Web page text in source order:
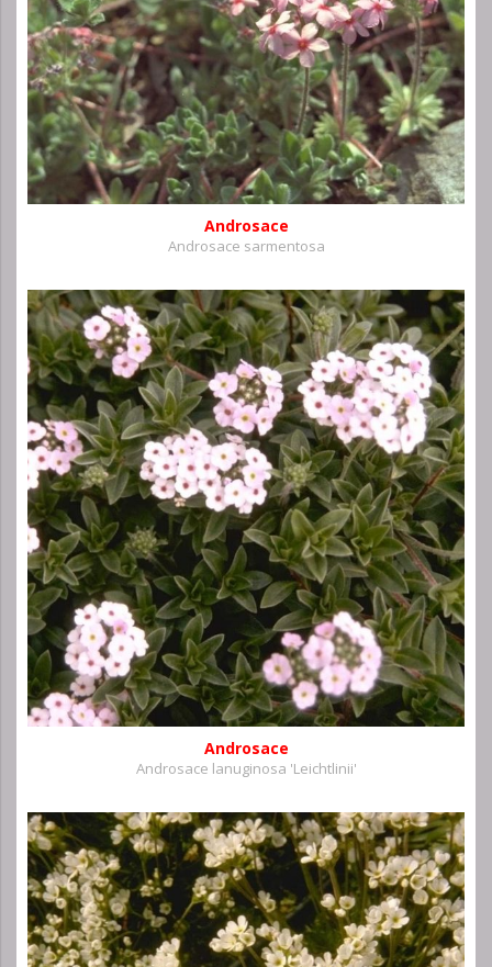
Androsace
Androsace sarmentosa
Androsace
Androsace lanuginosa 'Leichtlinii'